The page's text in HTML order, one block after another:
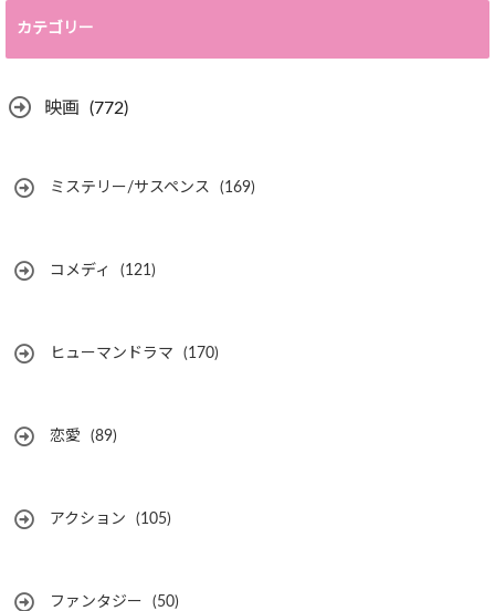
カテゴリー
映画 (772)
ミステリー/サスペンス (169)
コメディ (121)
ヒューマンドラマ (170)
恋愛 (89)
アクション (105)
ファンタジー (50)